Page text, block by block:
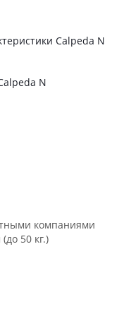
Calpeda N
N
компаниями
50 кг.)